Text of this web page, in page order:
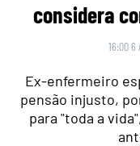
considera
16:00 6
Ex-enfermeiro
pensão injusto,
para "toda a